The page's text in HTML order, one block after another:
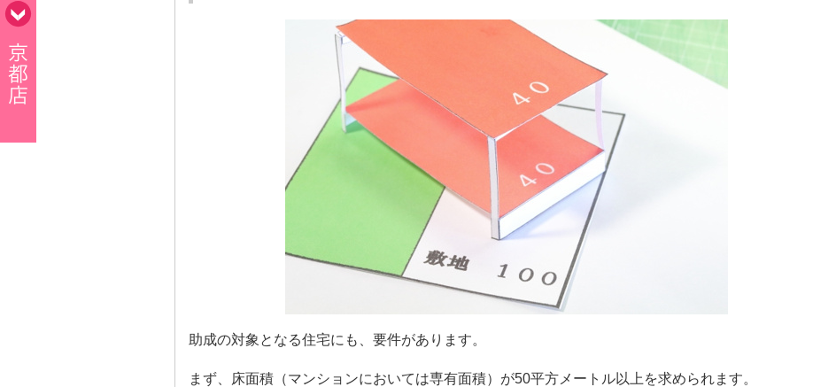
助成の対象となる住宅にも、要件があります。
まず、床面積（マンションにおいては専有面積）が50平方メートル以上を求められます。